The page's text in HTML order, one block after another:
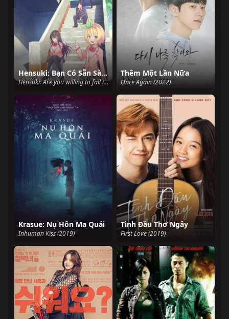
Hensuki: Bạn Có Sẵn Sàng Yêu Một Kẻ Biến Thái, Miễn Cô Ấy Là Một Người Dễ Thương?
Hensuki: Are you willing to fall in love with a pervert, as long as she's a cutie? (2019)
Thêm Một Lần Nữa
Once Again (2022)
Krasue: Nụ Hôn Ma Quái
Inhuman Kiss (2019)
Tình Đầu Thơ Ngây
First Love (2019)